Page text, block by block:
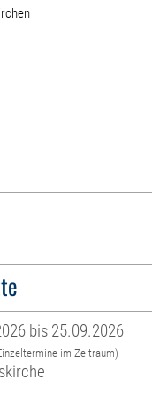
bis 25.09.2026
im Zeitraum)